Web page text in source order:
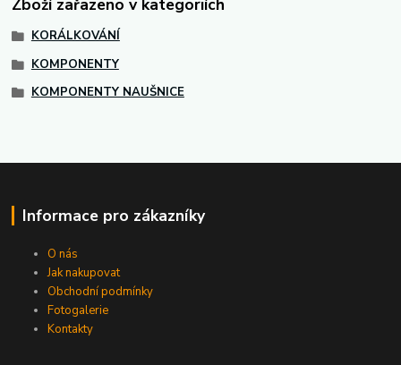
KORÁLKOVÁNÍ
KOMPONENTY
KOMPONENTY NAUŠNICE
Informace pro zákazníky
O nás
Jak nakupovat
Obchodní podmínky
Fotogalerie
Kontakty